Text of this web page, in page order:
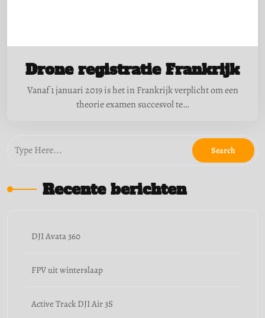
Drone registratie Frankrijk
Vanaf 1 januari 2019 is het in Frankrijk verplicht om een
theorie examen succesvol te…
Recente berichten
DJI Avata 360
FPV uit winterslaap
Active Track DJI Air 3S